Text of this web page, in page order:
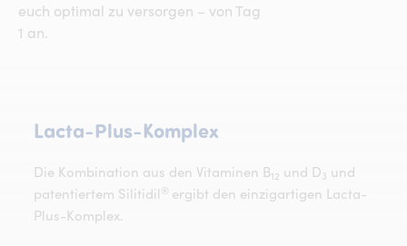
euch optimal zu versorgen – von Tag
1 an.
Lacta-Plus-Komplex
Die Kombination aus den Vitaminen B12 und D 3 und
patentiertem Silitidil ® ergibt den einzigartigen Lacta-
Plus-Komplex.